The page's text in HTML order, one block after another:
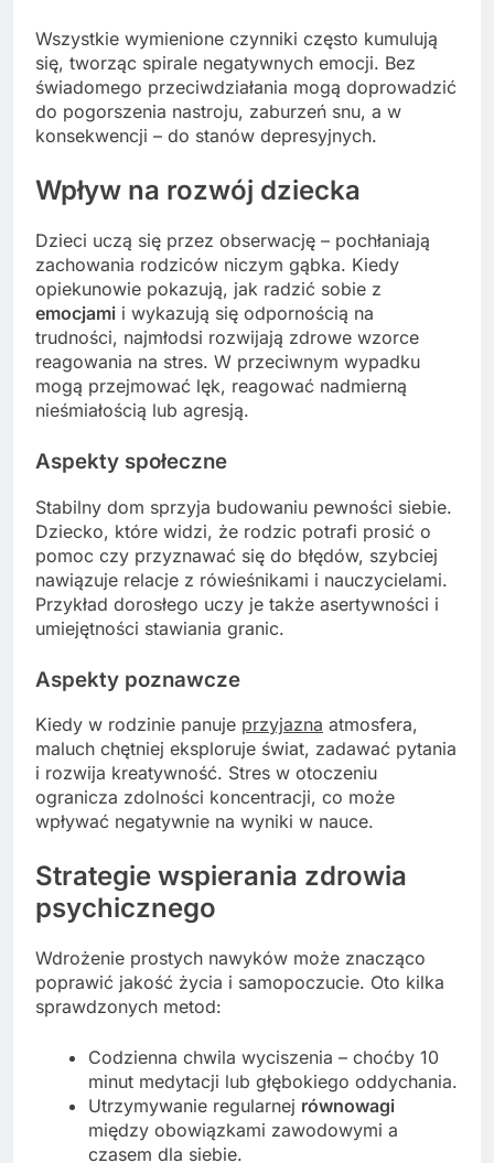
Wszystkie wymienione czynniki często kumulują
się, tworząc spirale negatywnych emocji. Bez
świadomego przeciwdziałania mogą doprowadzić
do pogorszenia nastroju, zaburzeń snu, a w
konsekwencji – do stanów depresyjnych.
Wpływ na rozwój dziecka
Dzieci uczą się przez obserwację – pochłaniają
zachowania rodziców niczym gąbka. Kiedy
opiekunowie pokazują, jak radzić sobie z
emocjami i wykazują się odpornością na
trudności, najmłodsi rozwijają zdrowe wzorce
reagowania na stres. W przeciwnym wypadku
mogą przejmować lęk, reagować nadmierną
nieśmiałością lub agresją.
Aspekty społeczne
Stabilny dom sprzyja budowaniu pewności siebie.
Dziecko, które widzi, że rodzic potrafi prosić o
pomoc czy przyznawać się do błędów, szybciej
nawiązuje relacje z rówieśnikami i nauczycielami.
Przykład dorosłego uczy je także asertywności i
umiejętności stawiania granic.
Aspekty poznawcze
Kiedy w rodzinie panuje przyjazna atmosfera,
maluch chętniej eksploruje świat, zadawać pytania
i rozwija kreatywność. Stres w otoczeniu
ogranicza zdolności koncentracji, co może
wpływać negatywnie na wyniki w nauce.
Strategie wspierania zdrowia
psychicznego
Wdrożenie prostych nawyków może znacząco
poprawić jakość życia i samopoczucie. Oto kilka
sprawdzonych metod:
Codzienna chwila wyciszenia – choćby 10
minut medytacji lub głębokiego oddychania.
Utrzymywanie regularnej równowagi
między obowiązkami zawodowymi a
czasem dla siebie.